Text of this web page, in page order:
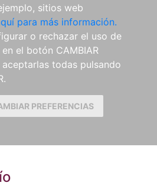
sitios web
para más información.
o rechazar el uso de
el botón CAMBIAR
aceptarlas todas pulsando
PREFERENCIAS